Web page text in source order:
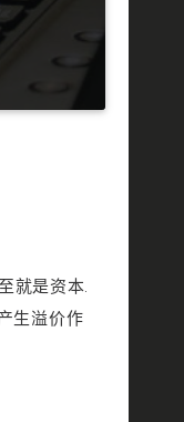
就是资本.
生溢价作